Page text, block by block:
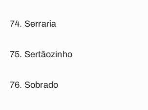
Serraria
Sertãozinho
Sobrado